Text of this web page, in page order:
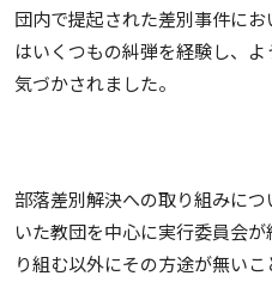
団内で提起された差別事件に
はいくつもの糾弾を経験し、
気づかされました。
部落差別解決への取り組みに
いた教団を中心に実行委員会
り組む以外にその方途が無いこ